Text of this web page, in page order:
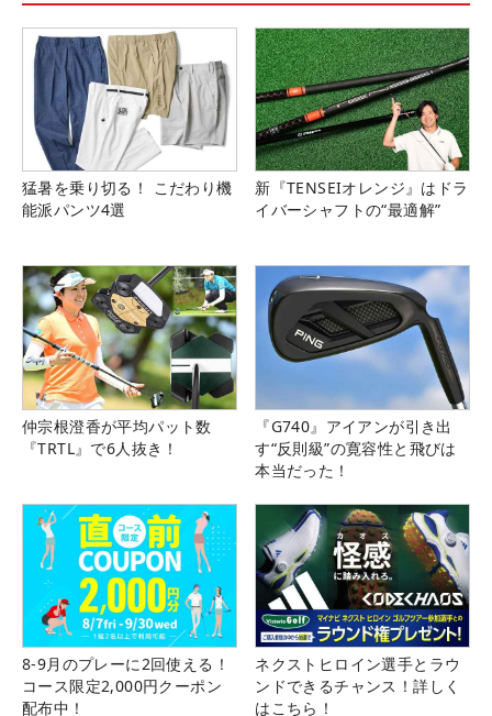
猛暑を乗り切る！ こだわり機
能派パンツ4選
新『TENSEIオレンジ』はドラ
イバーシャフトの“最適解”
仲宗根澄香が平均パット数
『TRTL』で6人抜き！
『G740』アイアンが引き出
す“反則級”の寛容性と飛びは
本当だった！
8-9月のプレーに2回使える！
コース限定2,000円クーポン
配布中！
ネクストヒロイン選手とラウ
ンドできるチャンス！詳しく
はこちら！